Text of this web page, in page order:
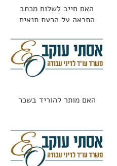
האם חייב לשלוח מכתב
התראה על הרעת תנאים
האם מותר להוריד בשכר